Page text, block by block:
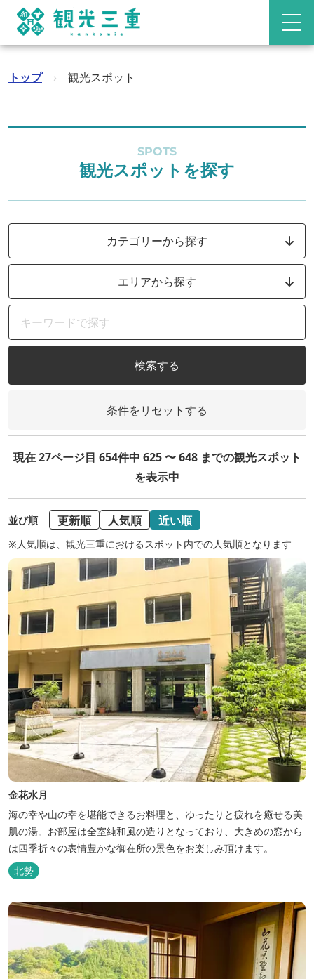
トップ › 観光スポット
SPOTS
観光スポットを探す
カテゴリーから探す
エリアから探す
検索する
条件をリセットする
現在 27ページ目 654件中 625 〜 648 までの観光スポット
を表示中
並び順 更新順 人気順 近い順
※人気順は、観光三重におけるスポット内での人気順となります
金花水月
海の幸や山の幸を堪能できるお料理と、ゆったりと疲れを癒せる美
肌の湯。お部屋は全室純和風の造りとなっており、大きめの窓から
は四季折々の表情豊かな御在所の景色をお楽しみ頂けます。
北勢